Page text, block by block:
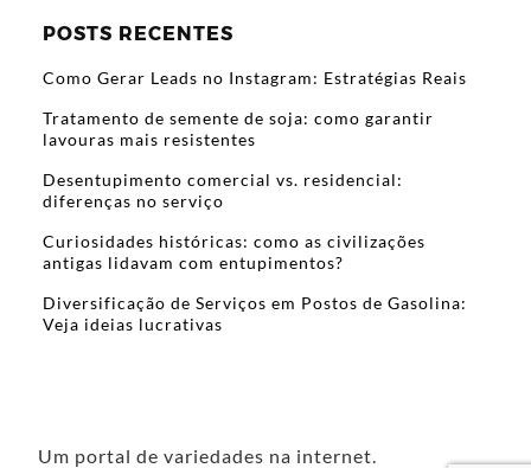
POSTS RECENTES
Como Gerar Leads no Instagram: Estratégias Reais
Tratamento de semente de soja: como garantir
lavouras mais resistentes
Desentupimento comercial vs. residencial:
diferenças no serviço
Curiosidades históricas: como as civilizações
antigas lidavam com entupimentos?
Diversificação de Serviços em Postos de Gasolina:
Veja ideias lucrativas
Um portal de variedades na internet.